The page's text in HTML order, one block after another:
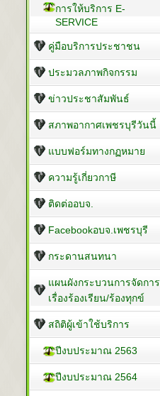
การให้บริการ E-
SERVICE
คู่มือบริการประชาชน
ประมวลภาพกิจกรรม
ข่าวประชาสัมพันธ์
สภาพอากาศเพชรบุรีวันนี้
แบบฟอร์มทางกฏหมาย
ความรู้เกี่ยวกาษี
ติดต่ออบจ.
Facebookอบจ.เพชรบุรี
กระดานสนทนา
แผนผังกระบวนการจัดการ
เรื่องร้องเรียน/ร้องทุกข์
สถิติผู้เข้าใช้บริการ
ปีงบประมาณ 2563
ปีงบประมาณ 2564